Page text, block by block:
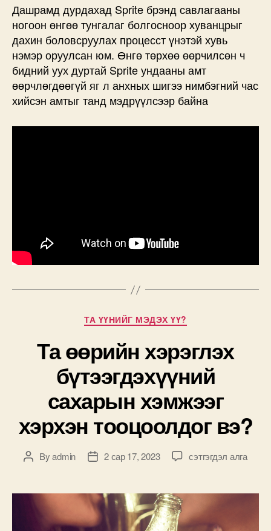
Дашрамд дурдахад Sprite брэнд савлагааны
ногоон өнгөө тунгалаг болгосноор хуванцрыг
дахин боловсруулах процесст үнэтэй хувь
нэмэр оруулсан юм. Өнгө төрхөө өөрчилсөн ч
бидний уух дуртай Sprite ундааны амт
өөрчлөгдөөгүй яг л анхных шигээ нимбэгний час
хийсэн амтыг танд мэдрүүлсээр байна
Categories
ТА ҮҮНИЙГ МЭДЭХ ҮҮ?
Та өөрийн хэрэглэх
бүтээгдэхүүний
сахарын хэмжээг
хэрхэн тооцоолдог вэ?
PostByadmin
Post2 сар 17, 2023
Та
бүтээгдэхүүний
сахарын
хэмжээг
сэтгэгдэл алга